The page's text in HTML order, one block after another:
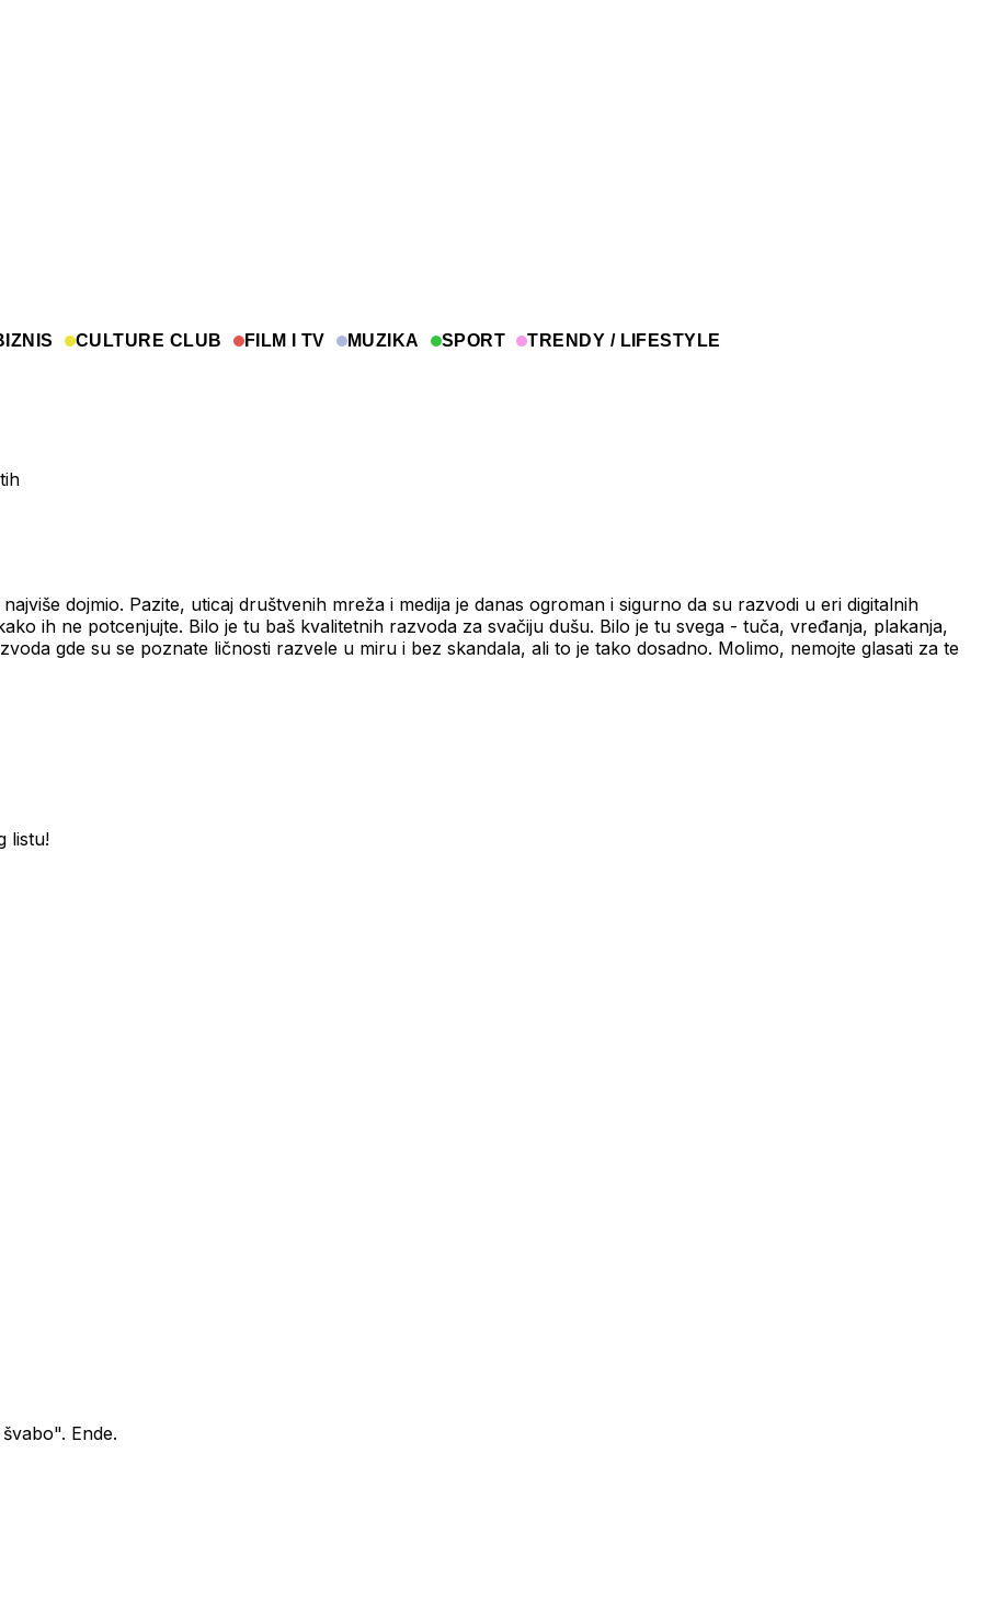
CULTURE CLUB FILM I TV MUZIKA SPORT TRENDY / LIFESTYLE
dojmio. Pazite, uticaj društvenih mreža i medija je danas ogroman i sigurno da su razvodi u eri digitalnih
ih ne potcenjujte. Bilo je tu baš kvalitetnih razvoda za svačiju dušu. Bilo je tu svega - tuča, vređanja, plakanja,
gde su se poznate ličnosti razvele u miru i bez skandala, ali to je tako dosadno. Molimo, nemojte glasati za te
listu!
Ende.